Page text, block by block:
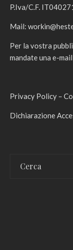
P.Iva/C.F.
Mail:
Per la vostra
mandate una e-mail
Privacy Policy –
Dichiarazione